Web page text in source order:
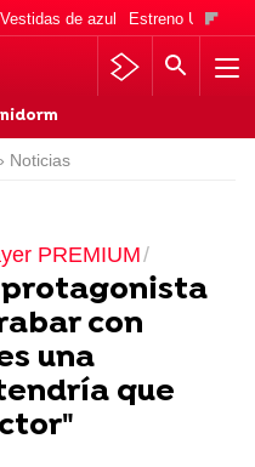
de azul Estreno Una
Noticias
PREMIUM
con
una
que